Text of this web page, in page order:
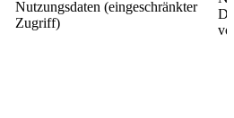
Nutzungsdaten (eingeschränkter
Zugriff)